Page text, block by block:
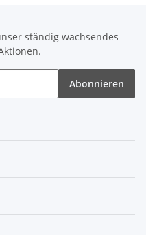
ständig wachsendes
Abonnieren